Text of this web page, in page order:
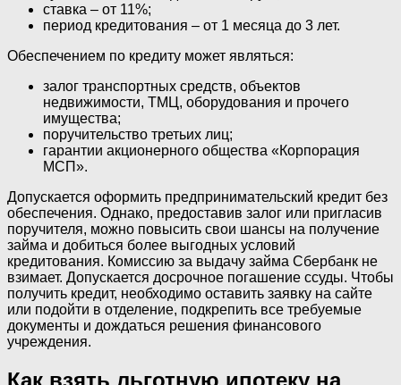
ставка – от 11%;
период кредитования – от 1 месяца до 3 лет.
Обеспечением по кредиту может являться:
залог транспортных средств, объектов
недвижимости, ТМЦ, оборудования и прочего
имущества;
поручительство третьих лиц;
гарантии акционерного общества «Корпорация
МСП».
Допускается оформить предпринимательский кредит без
обеспечения. Однако, предоставив залог или пригласив
поручителя, можно повысить свои шансы на получение
займа и добиться более выгодных условий
кредитования. Комиссию за выдачу займа Сбербанк не
взимает. Допускается досрочное погашение ссуды. Чтобы
получить кредит, необходимо оставить заявку на сайте
или подойти в отделение, подкрепить все требуемые
документы и дождаться решения финансового
учреждения.
Как взять льготную ипотеку на